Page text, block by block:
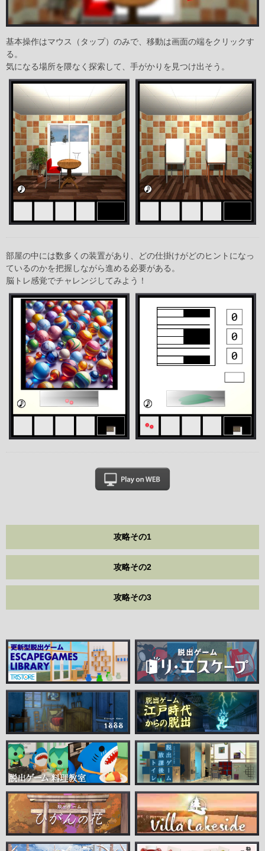
基本操作はマウス（タップ）のみで、移動は画面の端をクリックす
る。
気になる場所を隈なく探索して、手がかりを見つけ出そう。
部屋の中には数多くの装置があり、どの仕掛けがどのヒントになっ
ているのかを把握しながら進める必要がある。
脳トレ感覚でチャレンジしてみよう！
攻略その1
攻略その2
攻略その3